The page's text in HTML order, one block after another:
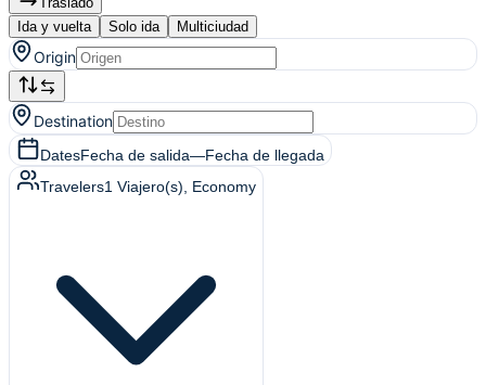
Ida y vuelta
Solo ida Multiciudad
Origin
Destination
DatesFecha de salida—Fecha de llegada
Travelers1 Viajero(s) , Economy